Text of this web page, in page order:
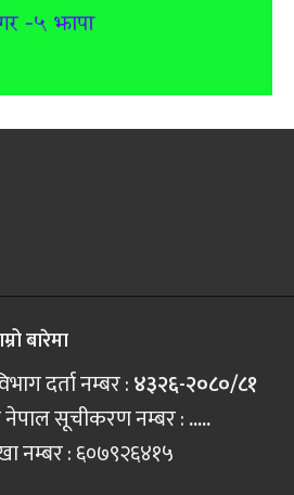
बारेमा
दर्ता नम्बर :४३२६-२०८०/८१
नेपाल सूचीकरण नम्बर :.....
नम्बर : ६०७९२६४१५